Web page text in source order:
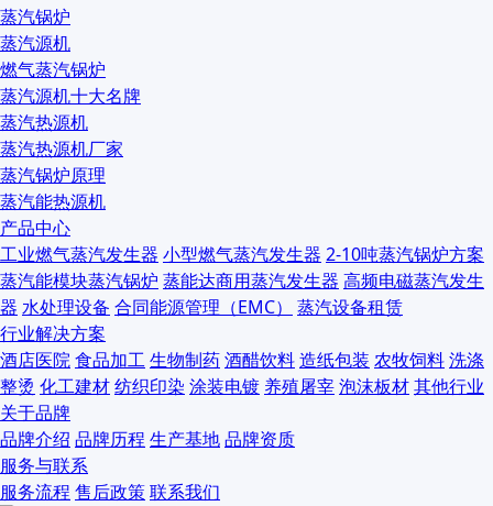
蒸汽锅炉
蒸汽源机
燃气蒸汽锅炉
蒸汽源机十大名牌
蒸汽热源机
蒸汽热源机厂家
蒸汽锅炉原理
蒸汽能热源机
产品中心
工业燃气蒸汽发生器 小型燃气蒸汽发生器 2-10吨蒸汽锅炉方案
蒸汽能模块蒸汽锅炉 蒸能达商用蒸汽发生器 高频电磁蒸汽发生
器 水处理设备 合同能源管理（EMC）
蒸汽设备租赁
行业解决方案
酒店医院食品加工生物制药酒醋饮料造纸包装 农牧饲料洗涤
整烫 化工建材纺织印染 涂装电镀 养殖屠宰泡沫板材其他行业
关于品牌
品牌介绍 品牌历程 生产基地品牌资质
服务与联系
服务流程 售后政策联系我们